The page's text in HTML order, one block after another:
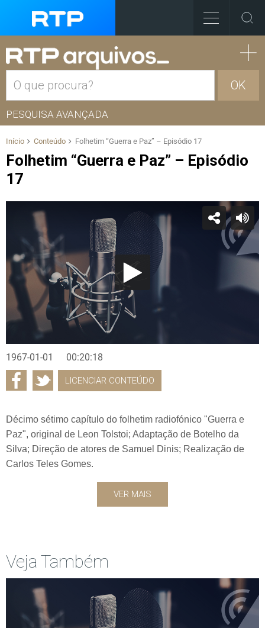
OK
PESQUISA AVANÇADA
Início Conteúdo Folhetim “Guerra e Paz” – Episódio 17
Folhetim “Guerra e Paz” – Episódio
17
1967-01-01 00:20:18
LICENCIAR CONTEÚDO
Décimo sétimo capítulo do folhetim radiofónico "Guerra e
Paz", original de Leon Tolstoi; Adaptação de Botelho da
Silva; Direção de atores de Samuel Dinis; Realização de
Carlos Teles Gomes.
VER MAIS
Veja Também